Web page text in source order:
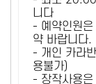
니다
- 예약인원은
약 바랍니다.
- 개인 카라
용불가)
- 장작사용